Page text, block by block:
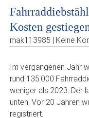
Kosten
mak113985 | Keine
Im vergangenen Jahr
rund 135.000
weniger als 2023. Der
unten. Vor 20 Jahren
registriert.